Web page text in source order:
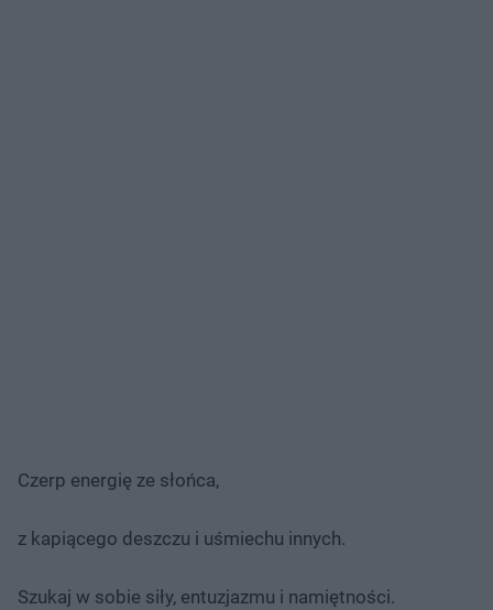
Czerp energię ze słońca,
z kapiącego deszczu i uśmiechu innych.
Szukaj w sobie siły, entuzjazmu i namiętności.